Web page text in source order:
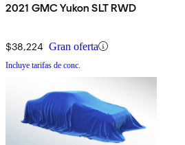
2021 GMC Yukon SLT RWD
$38,224 Gran oferta
Incluye tarifas de conc.